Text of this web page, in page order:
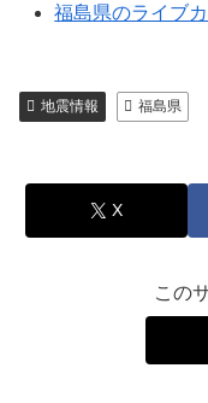
福島県のライブ
地震情報 福島県
X
この